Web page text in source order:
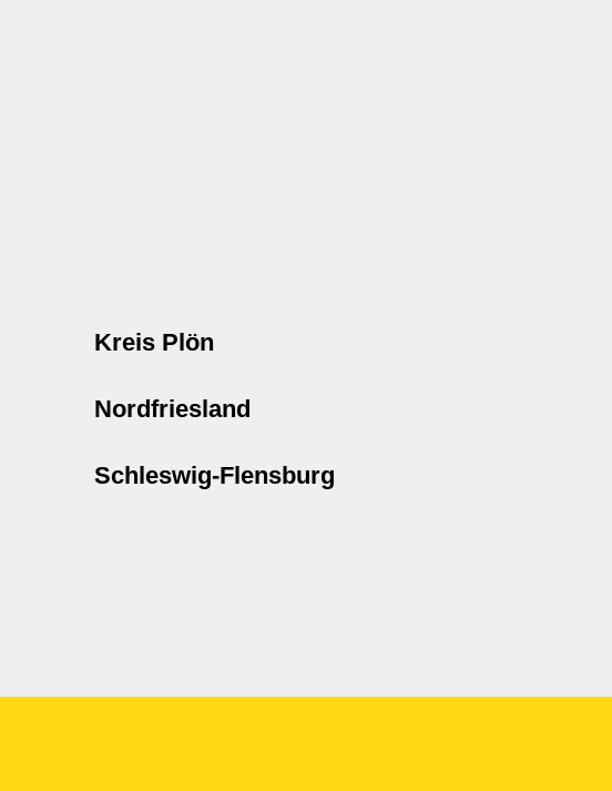
Kreis Plön
Nordfriesland
Schleswig-Flensburg